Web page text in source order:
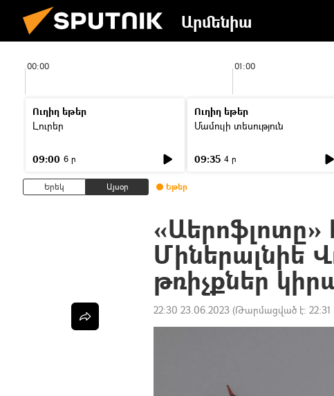
Արմենիա
00:00 01:00
Ուղիղ եթեր
Լուրեր
09:00 6 ր
Ուղիղ եթեր
Մամուլի տեսություն
09:35 4 ր
Երեկ Այսօր Եթեր
«Աերոֆլոտը»
Միներալնիե
թռիչքներ
22:30 23.06.2023 (Թարմացված է: